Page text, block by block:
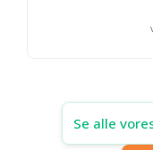
Se alle